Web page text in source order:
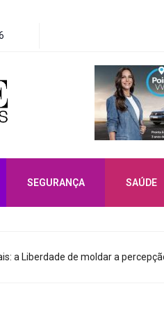
SEGURANÇA SAÚDE
a Liberdade de moldar a